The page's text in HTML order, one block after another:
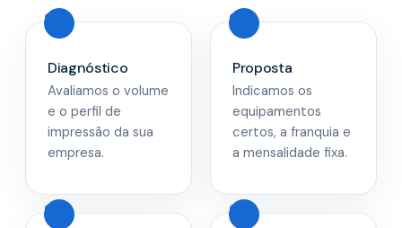
Diagnóstico
Avaliamos o volume
e o perfil de
impressão da sua
empresa.
Proposta
Indicamos os
equipamentos
certos, a franquia e
a mensalidade fixa.